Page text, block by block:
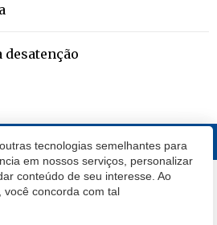
tecnologias semelhantes para
em nossos serviços, personalizar
conteúdo de seu interesse. Ao
você concorda com tal
desatenção
direitos reservados.Desenvolvido por
de Uso